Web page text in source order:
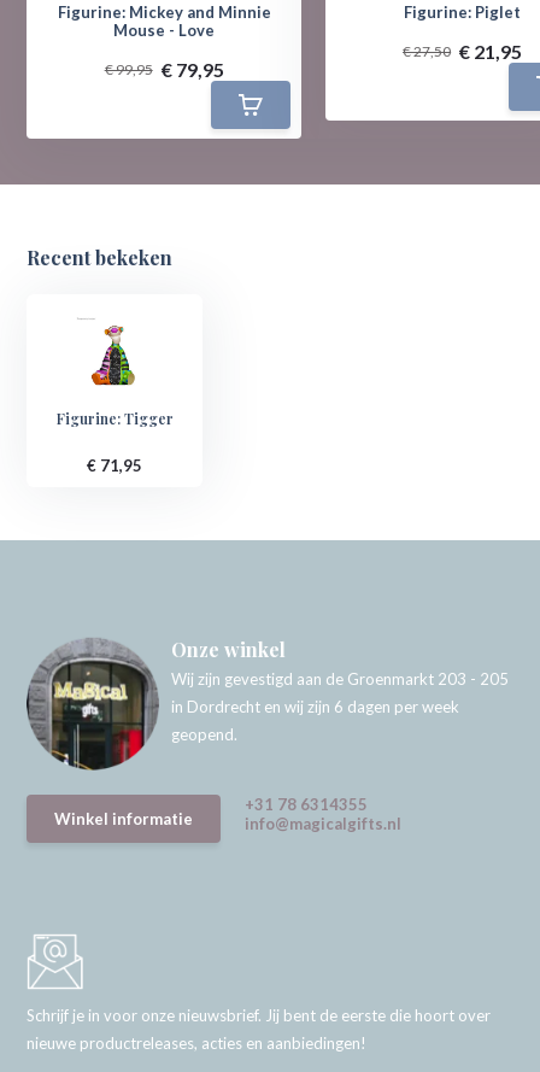
Figurine: Mickey and Minnie
Mouse - Love
€ 99,95 € 79,95
Figurine: Piglet
€ 27,50 € 21,95
Recent bekeken
Figurine: Tigger
€ 71,95
Onze winkel
Wij zijn gevestigd aan de Groenmarkt 203 - 205
in Dordrecht en wij zijn 6 dagen per week
geopend.
Winkel informatie
+31 78 6314355
info@magicalgifts.nl
Schrijf je in voor onze nieuwsbrief. Jij bent de eerste die hoort over
nieuwe productreleases, acties en aanbiedingen!